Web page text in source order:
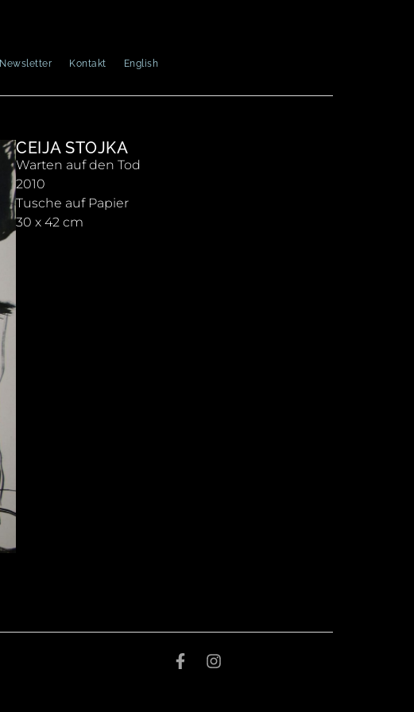
Newsletter Kontakt English
CEIJA STOJKA
Warten auf den Tod
2010
Tusche auf Papier
30 x 42 cm